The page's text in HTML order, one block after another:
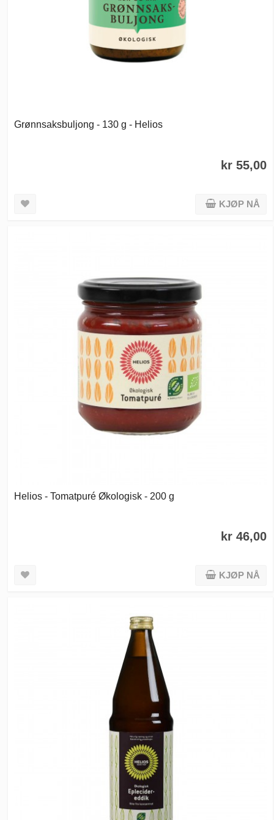
Grønnsaksbuljong - 130 g - Helios
kr 55,00
KJØP NÅ
Helios - Tomatpuré Økologisk - 200 g
kr 46,00
KJØP NÅ